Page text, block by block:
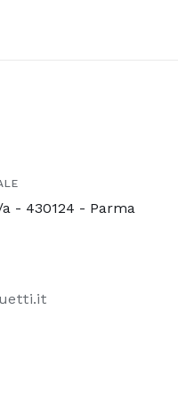
- 430124 - Parma